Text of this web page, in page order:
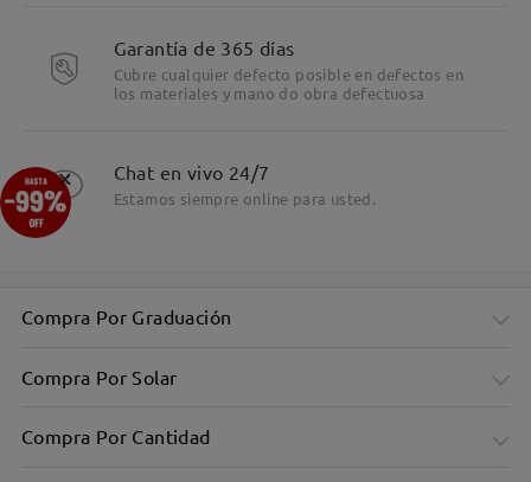
Garantía de 365 días
Cubre cualquier defecto posible en defectos en
los materiales y mano do obra defectuosa
Chat en vivo 24/7
Estamos siempre online para usted.
Compra Por Graduación
Compra Por Solar
Compra Por Cantidad
×